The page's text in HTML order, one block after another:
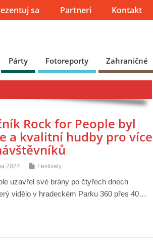
sa Partneri Kontakt
Párty Fotoreporty Zahraničné
Rock for People byl
a kvalitní hudby pro více
2024 Festivaly
uzavřel své brány po čtyřech dnech
vidělo v hradeckém Parku 360 přes 40…